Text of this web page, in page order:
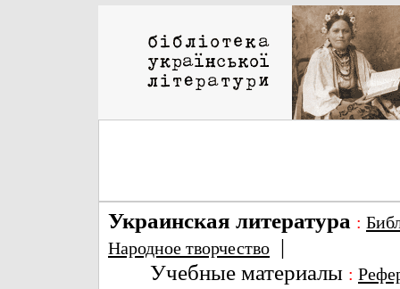
Украинская литература :
Народное творчество |
Учебные материалы :